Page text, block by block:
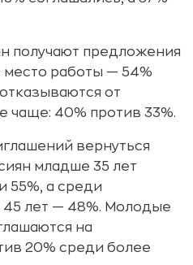
предложения
место работы — 54%
от
чаще: 40% против 33%.
вернуться
младше 35 лет
55%, а среди
лет — 48%. Молодые
на
20% среди более